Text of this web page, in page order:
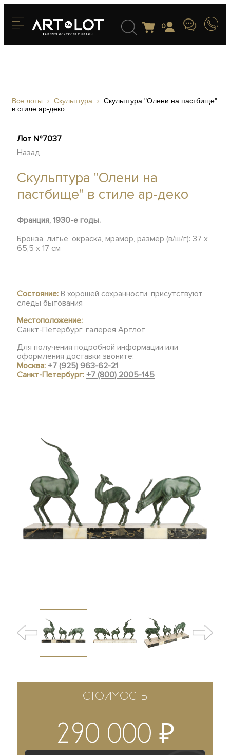
0
Все лоты Скульптура
Скульптура "Олени на пастбище"
в стиле ар-деко
Лот №7037
Назад
Скульптура "Олени на
пастбище" в стиле ар-деко
Франция, 1930-е годы.
Бронза, литье, окраска, мрамор, размер (в/ш/г): 37 х
65,5 х 17 см
Состояние: В хорошей сохранности, присутствуют
следы бытования
Местоположение:
Санкт-Петербург, галерея Артлот
Для получения подробной информации или
оформления доставки звоните:
Москва:+7 (925) 963-62-21
Санкт-Петербург:+7 (800) 2005-145
СТОИМОСТЬ
290 000 ₽